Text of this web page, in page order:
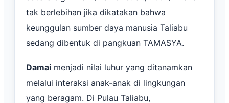
tak berlebihan jika dikatakan bahwa
keunggulan sumber daya manusia Taliabu
sedang dibentuk di pangkuan TAMASYA.
Damai menjadi nilai luhur yang ditanamkan
melalui interaksi anak-anak di lingkungan
yang beragam. Di Pulau Taliabu,